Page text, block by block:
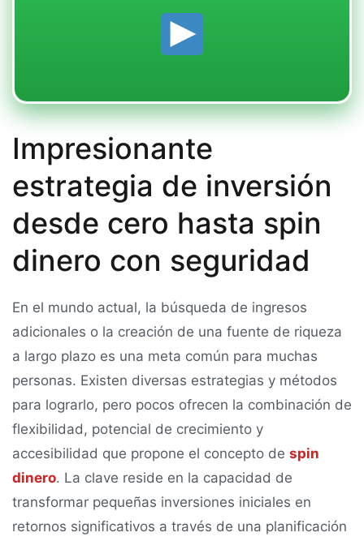
Impresionante
estrategia de inversión
desde cero hasta spin
dinero con seguridad
En el mundo actual, la búsqueda de ingresos
adicionales o la creación de una fuente de riqueza
a largo plazo es una meta común para muchas
personas. Existen diversas estrategias y métodos
para lograrlo, pero pocos ofrecen la combinación de
flexibilidad, potencial de crecimiento y
accesibilidad que propone el concepto de spin
dinero. La clave reside en la capacidad de
transformar pequeñas inversiones iniciales en
retornos significativos a través de una planificación